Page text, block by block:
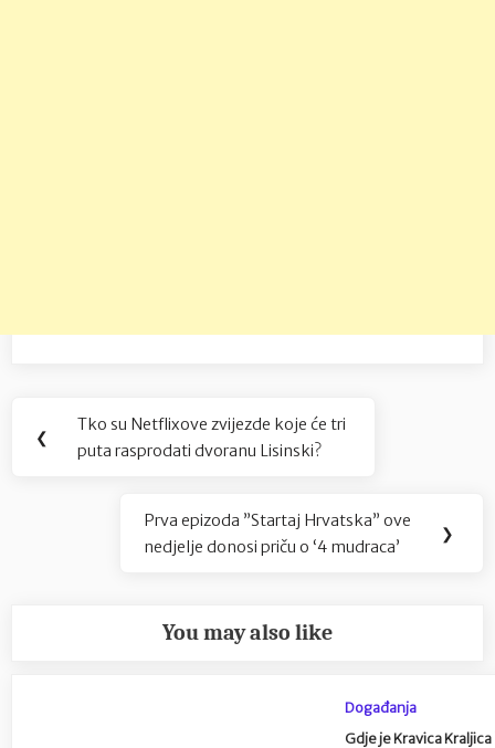
Navigacija
objava
❮
Previous
Post:
Tko su Netflixove zvijezde koje će tri
puta rasprodati dvoranu Lisinski?
Next
Post:
Prva epizoda ”Startaj Hrvatska” ove
nedjelje donosi priču o ‘4 mudraca’
❯
You may also like
Događanja
Gdje je Kravica Kraljica